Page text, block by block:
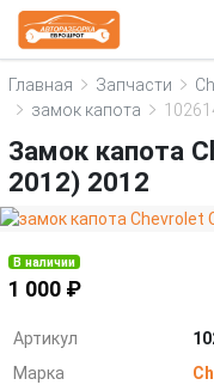
Главная Запчасти
замок капота
Замок капота
2012) 2012
В наличии
1 000 ₽
Артикул
Марка